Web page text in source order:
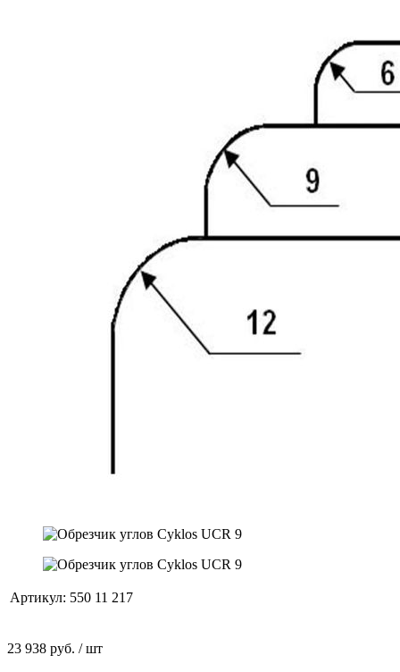
Артикул: 550 11 217
23 938 руб. / шт